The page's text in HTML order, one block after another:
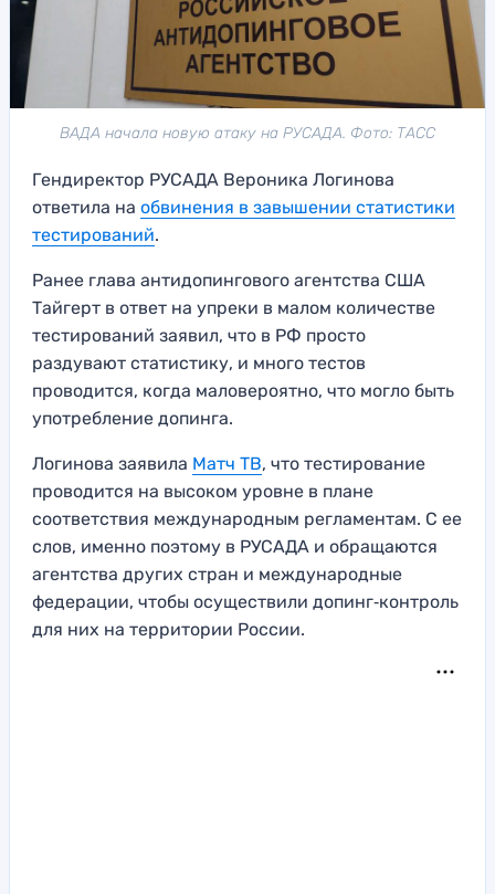
ВАДА начала новую атаку на РУСАДА. Фото: ТАСС
Гендиректор РУСАДА Вероника Логинова
ответила на обвинения в завышении статистики
тестирований.
Ранее глава антидопингового агентства США
Тайгерт в ответ на упреки в малом количестве
тестирований заявил, что в РФ просто
раздувают статистику, и много тестов
проводится, когда маловероятно, что могло быть
употребление допинга.
Логинова заявила Матч ТВ, что тестирование
проводится на высоком уровне в плане
соответствия международным регламентам. С ее
слов, именно поэтому в РУСАДА и обращаются
агентства других стран и международные
федерации, чтобы осуществили допинг‑контроль
для них на территории России.